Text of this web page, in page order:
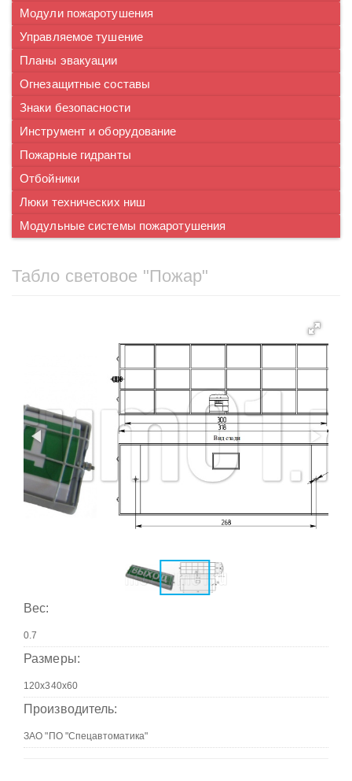
Модули пожаротушения
Управляемое тушение
Планы эвакуации
Огнезащитные составы
Знаки безопасности
Инструмент и оборудование
Пожарные гидранты
Отбойники
Люки технических ниш
Модульные системы пожаротушения
Табло световое "Пожар"
Вес:
Размеры:
Производитель: